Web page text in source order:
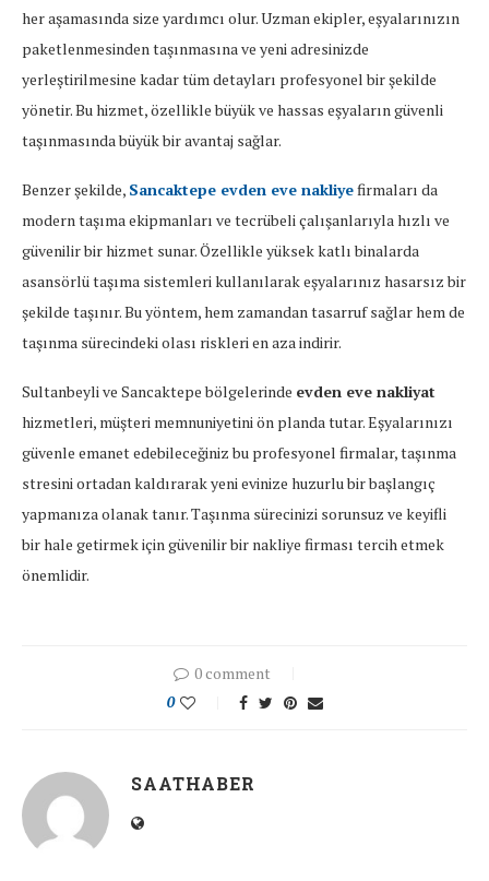
her aşamasında size yardımcı olur. Uzman ekipler, eşyalarınızın
paketlenmesinden taşınmasına ve yeni adresinizde
yerleştirilmesine kadar tüm detayları profesyonel bir şekilde
yönetir. Bu hizmet, özellikle büyük ve hassas eşyaların güvenli
taşınmasında büyük bir avantaj sağlar.
Benzer şekilde, Sancaktepe evden eve nakliyefirmaları da
modern taşıma ekipmanları ve tecrübeli çalışanlarıyla hızlı ve
güvenilir bir hizmet sunar. Özellikle yüksek katlı binalarda
asansörlü taşıma sistemleri kullanılarak eşyalarınız hasarsız bir
şekilde taşınır. Bu yöntem, hem zamandan tasarruf sağlar hem de
taşınma sürecindeki olası riskleri en aza indirir.
Sultanbeyli ve Sancaktepe bölgelerinde evden eve nakliyat
hizmetleri, müşteri memnuniyetini ön planda tutar. Eşyalarınızı
güvenle emanet edebileceğiniz bu profesyonel firmalar, taşınma
stresini ortadan kaldırarak yeni evinize huzurlu bir başlangıç
yapmanıza olanak tanır. Taşınma sürecinizi sorunsuz ve keyifli
bir hale getirmek için güvenilir bir nakliye firması tercih etmek
önemlidir.
0 comment
0
SAATHABER